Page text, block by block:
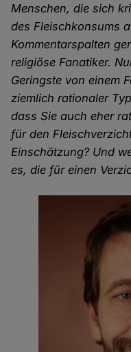
Menschen, die sich
des Fleischkonsums
Kommentarspalten
religiöse Fanatiker.
Geringste von einem
ziemlich rationaler
dass Sie auch eher
für den
Einschätzung? Und
es, die für einen